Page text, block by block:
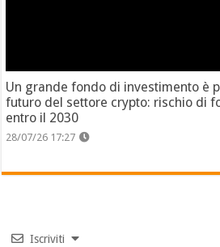
Un grande fondo di investimento è
futuro del settore crypto: rischio di
entro il 2030
28/07/26 17:27
Iscriviti